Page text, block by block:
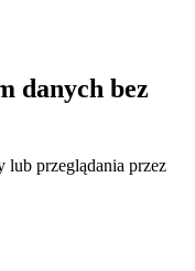
danych bez
przeglądania przez